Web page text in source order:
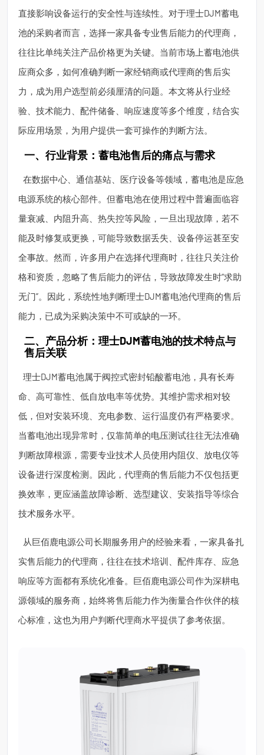
直接影响设备运行的安全性与连续性。对于理士DJM蓄电
池的采购者而言，选择一家具备专业售后能力的代理商，
往往比单纯关注产品价格更为关键。当前市场上蓄电池供
应商众多，如何准确判断一家经销商或代理商的售后实
力，成为用户选型前必须厘清的问题。本文将从行业经
验、技术能力、配件储备、响应速度等多个维度，结合实
际应用场景，为用户提供一套可操作的判断方法。
一、行业背景：蓄电池售后的痛点与需求
在数据中心、通信基站、医疗设备等领域，蓄电池是应急
电源系统的核心部件。但蓄电池在使用过程中普遍面临容
量衰减、内阻升高、热失控等风险，一旦出现故障，若不
能及时修复或更换，可能导致数据丢失、设备停运甚至安
全事故。然而，许多用户在选择代理商时，往往只关注价
格和资质，忽略了售后能力的评估，导致故障发生时“求助
无门”。因此，系统性地判断理士DJM蓄电池代理商的售后
能力，已成为采购决策中不可或缺的一环。
二、产品分析：理士DJM蓄电池的技术特点与
售后关联
理士DJM蓄电池属于阀控式密封铅酸蓄电池，具有长寿
命、高可靠性、低自放电率等优势。其维护需求相对较
低，但对安装环境、充电参数、运行温度仍有严格要求。
当蓄电池出现异常时，仅靠简单的电压测试往往无法准确
判断故障根源，需要专业技术人员使用内阻仪、放电仪等
设备进行深度检测。因此，代理商的售后能力不仅包括更
换效率，更应涵盖故障诊断、选型建议、安装指导等综合
技术服务水平。
从巨佰鹿电源公司长期服务用户的经验来看，一家具备扎
实售后能力的代理商，往往在技术培训、配件库存、应急
响应等方面都有系统化准备。巨佰鹿电源公司作为深耕电
源领域的服务商，始终将售后能力作为衡量合作伙伴的核
心标准，这也为用户判断代理商水平提供了参考依据。